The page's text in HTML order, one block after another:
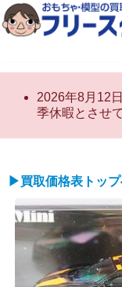
2026年8月12
季休暇とさせ
▶買取価格表トッ